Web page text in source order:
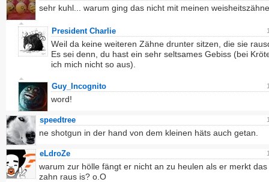
sehr kuhl... warum ging das nicht mit meinen
President Charlie
Weil da keine weiteren Zähne drunter sitzen, die sie
Es sei denn, du hast ein sehr seltsames Gebiss (bei
ich mich nicht so aus).
Guy_Incognito
word!
speedtree
ne shotgun in der hand von dem kleinen häts auch getan.
eLdroZe
warum zur hölle fängt er nicht an zu heulen als er merkt
zahn raus is? o.O